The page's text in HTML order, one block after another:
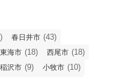
春日井市 (43)
東海市 (18) 西尾市 (18)
稲沢市 (9) 小牧市 (10)